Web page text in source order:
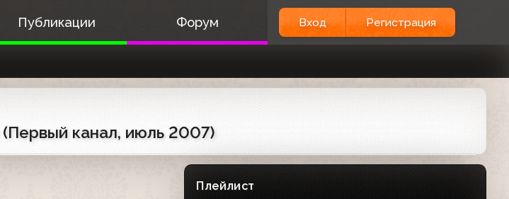
Публикации Форум Вход Регистрация
канал, июль 2007)
Плейлист